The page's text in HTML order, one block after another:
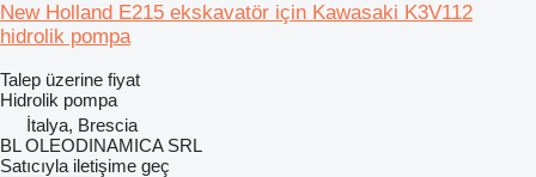
New Holland E215 ekskavatör için Kawasaki K3V112
hidrolik pompa
Talep üzerine fiyat
Hidrolik pompa
İtalya, Brescia
BL OLEODINAMICA SRL
Satıcıyla iletişime geç